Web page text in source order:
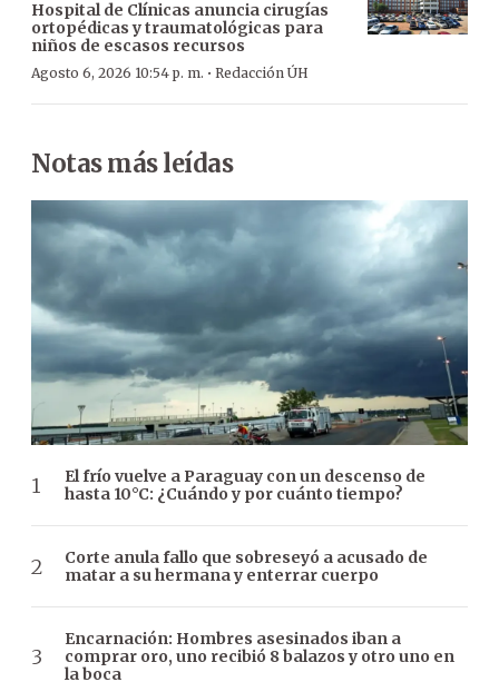
Hospital de Clínicas anuncia cirugías
ortopédicas y traumatológicas para
niños de escasos recursos
Agosto 6, 2026 10:54 p. m. · Redacción ÚH
Notas más leídas
El frío vuelve a Paraguay con un descenso de
hasta 10°C: ¿Cuándo y por cuánto tiempo?
Corte anula fallo que sobreseyó a acusado de
matar a su hermana y enterrar cuerpo
Encarnación: Hombres asesinados iban a
comprar oro, uno recibió 8 balazos y otro uno en
la boca